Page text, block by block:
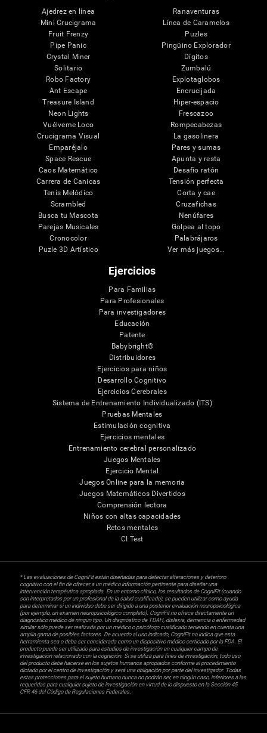
Ajedrez en línea
Mini Crucigrama
Fruit Frenzy
Pipe Panic
Crystal Miner
Solitario
Robo Factory
Ant Escape
Treasure Island
Neon Lights
Vuélveme Loco
Crucigrama Visual
Emparéjalo
Space Rescue
Caos Matemático
Carrera de Canicas
Tenis Melódico
Scrambled
Busca tu Mascota
Parejas Musicales
Cronocolor
Puzle 3D Artístico
Ranaventuras
Línea de Caramelos
Puzles
Pingüino Explorador
Dígitos
Zumbalú
Explotaglobos
Encrucijada
Hiper-espacio
Frescazoo
Rompecabezas
La gasolinera
Pares y sumas
Apunta y resta
Desafío ratón
Tensión perfecta
Corta y cae
Cruzafichas
Nenúfares
Golpea al topo
Palabrájaros
Ver más juegos...
Ejercicios
Para Familias
Para Profesionales
Para investigadores
Educación
Patente
Babybright®
Distribuidores
Ejercicios para niños
Desarrollo Cognitivo
Ejercicios Cerebrales
Sistema de Entrenamiento Individualizado (ITS)
Pruebas Mentales
Estimulación cognitiva
Ejercicios mentales
Entrenamiento cerebral personalizado
Juegos Mentales
Ejercicio Mental
Juegos Online para la memoria
Juegos Matemáticos Divertidos
Comprensión lectora
Niños con altas capacidades
Retos mentales
CI Test
* Las evaluaciones de CogniFit están diseñadas para detectar alteraciones y deterioro
cognitivo con el fin de ofrecer a un médico información pertinente para diseñar una
intervención terapéutica apropiada. En un entorno clínico, los resultados de CogniFit (cuando
son interpretados por un profesional de la salud cualificado), se pueden utilizar como ayuda
para determinar si un individuo debe ser dirigido a una posterior evaluación neuropsicológica
(por ejemplo, un examen neuropsicológico completo). CogniFit no ofrece directamente un
diagnóstico médico de ningún tipo. Un diagnóstico de TDAH, dislexia, demencia o enfermedad
similar sólo puede ser realizada por un médico o psicólogo cualificado teniendo en cuenta una
amplia gama de posibles factores. De acuerdo al uso indicado, CogniFit no indica que esta
herramienta sea o deba ser considerada como un dispositivo médico certicado por la FDA. El
producto puede ser utilizado para estudios de investigación en cualquier campo de
investigación relacionado con la cognición. Si se utiliza para fines de investigación, todo uso
del producto debe hacerse en los sujetos humanos apropiados conforme al procedimiento
dictado por el centro de investigación y será una obligación por parte del investigador. Todas
estas protecciones para el sujeto humano nunca no podrán ser, en ningún caso, inferiores a las
requeridas para cualquier sujeto de investigación en virtud de lo dispuesto en la Sección 45
CFR 46 del Código de Regulaciones Federales.